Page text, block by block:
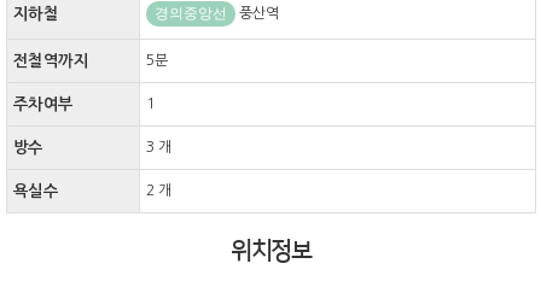
지하철 경의중앙선 풍산역
전철역까지 5분
주차여부 1
방수 3 개
욕실수 2 개
위치정보